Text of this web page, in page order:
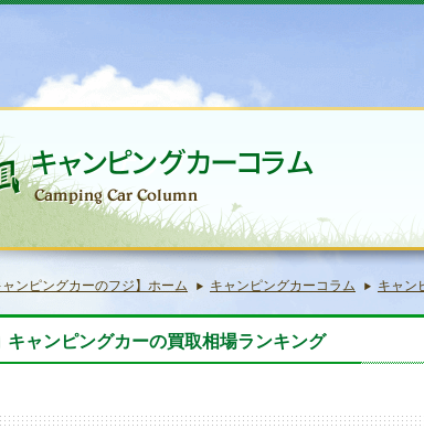
ャンピングカーのフジ】ホーム キャンピングカーコラム キャン
キャンピングカーの買取相場ランキング